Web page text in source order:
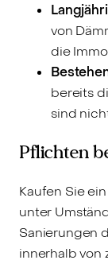
von
die
bereits
sind
Pflichten
Kaufen Sie
unter
Sanierungen
innerhalb von